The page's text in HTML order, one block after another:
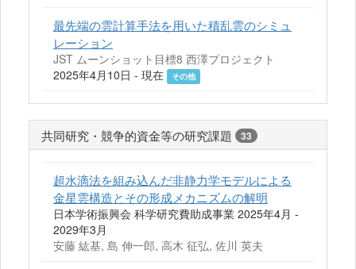
最先端の雲計算手法を用いた積乱雲のシミュ
レーション
JST ムーンショット目標8 西澤プロジェクト
2025年4月10日 - 現在
その他
共同研究・競争的資金等の研究課題 33
超水滴法を組み込んだ非静力学モデルによる
金星雲構造とその形成メカニズムの解明
日本学術振興会 科学研究費助成事業 2025年4月 -
2029年3月
安藤 紘基, 島 伸一郎, 高木 征弘, 佐川 英夫